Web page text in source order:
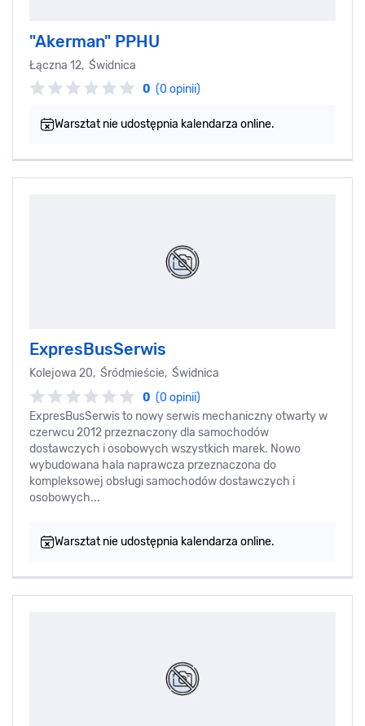
"Akerman" PPHU
Łączna 12, Świdnica
0 (0 opinii)
Warsztat nie udostępnia kalendarza online.
ExpresBusSerwis
Kolejowa 20, Śródmieście, Świdnica
0 (0 opinii)
ExpresBusSerwis to nowy serwis mechaniczny otwarty w
czerwcu 2012 przeznaczony dla samochodów
dostawczych i osobowych wszystkich marek. Nowo
wybudowana hala naprawcza przeznaczona do
kompleksowej obsługi samochodów dostawczych i
osobowych...
Warsztat nie udostępnia kalendarza online.